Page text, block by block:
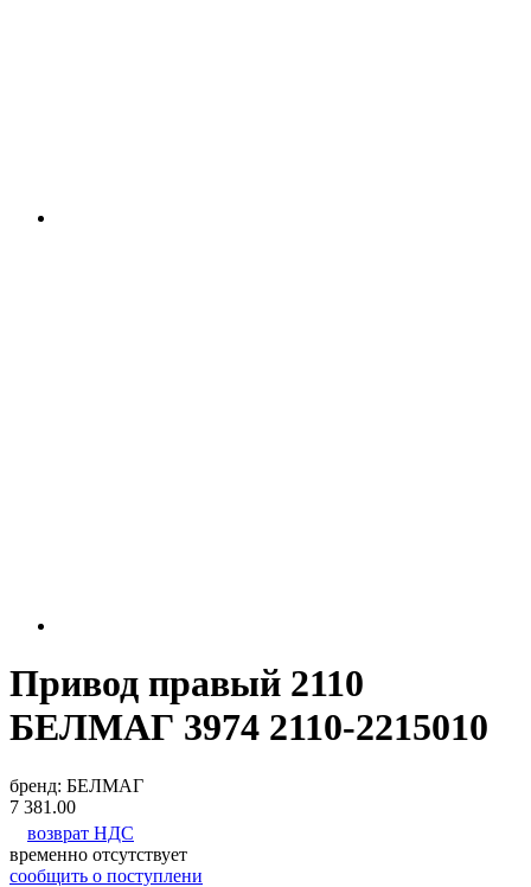
Привод правый 2110
БЕЛМАГ 3974 2110-2215010
бренд: БЕЛМАГ
7 381.00
возврат НДС
временно отсутствует
сообщить о поступлени